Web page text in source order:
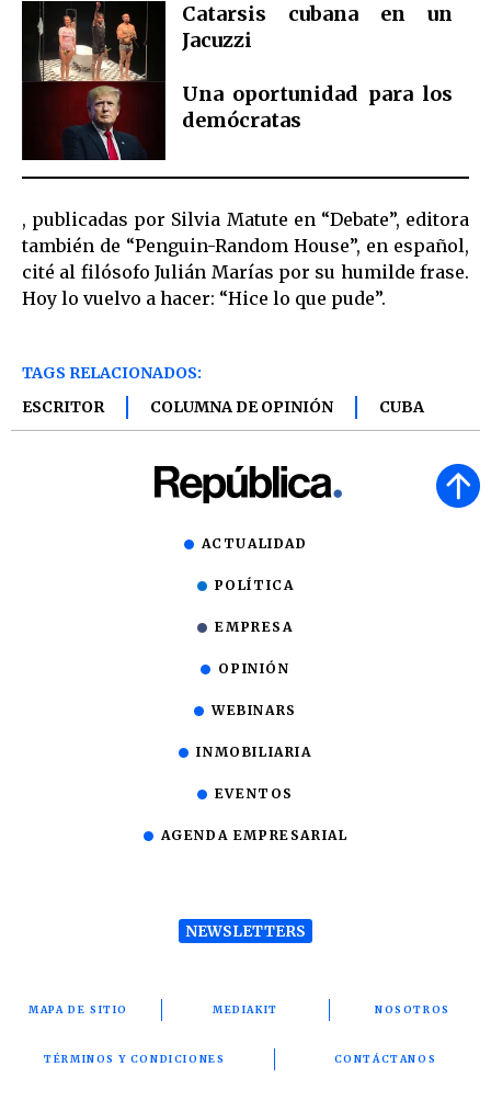
Catarsis cubana en un
Jacuzzi
Una oportunidad para los
demócratas
, publicadas por Silvia Matute en “Debate”, editora
también de “Penguin-Random House”, en español,
cité al filósofo Julián Marías por su humilde frase.
Hoy lo vuelvo a hacer: “Hice lo que pude”.
TAGS RELACIONADOS:
ESCRITOR
COLUMNA DE OPINIÓN CUBA
ACTUALIDAD
POLÍTICA
EMPRESA
OPINIÓN
WEBINARS
INMOBILIARIA
EVENTOS
AGENDA EMPRESARIAL
NEWSLETTERS
MAPA DE SITIO MEDIAKIT NOSOTROS
TÉRMINOS Y CONDICIONES CONTÁCTANOS